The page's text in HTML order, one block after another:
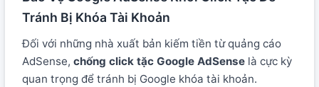
Tránh Bị Khóa Tài Khoản
Đối với những nhà xuất bản kiếm tiền từ quảng cáo
AdSense, chống click tặc Google AdSense là cực kỳ
quan trọng để tránh bị Google khóa tài khoản.